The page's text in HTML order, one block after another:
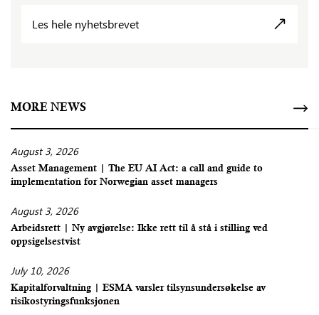
Les hele nyhetsbrevet
MORE NEWS
August 3, 2026
Asset Management | The EU AI Act: a call and guide to
implementation for Norwegian asset managers
August 3, 2026
Arbeidsrett | Ny avgjørelse: Ikke rett til å stå i stilling ved
oppsigelsestvist
July 10, 2026
Kapitalforvaltning | ESMA varsler tilsynsundersøkelse av
risikostyringsfunksjonen